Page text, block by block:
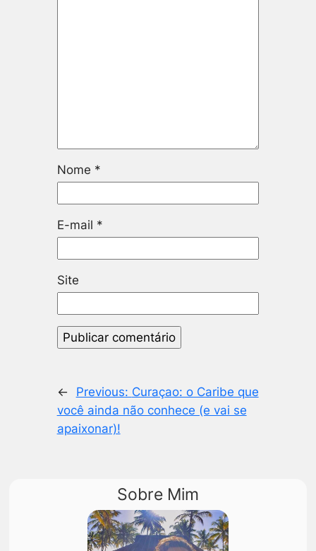
Nome *
E-mail *
Site
← Previous: Curaçao: o Caribe que
você ainda não conhece (e vai se
apaixonar)!
Sobre Mim